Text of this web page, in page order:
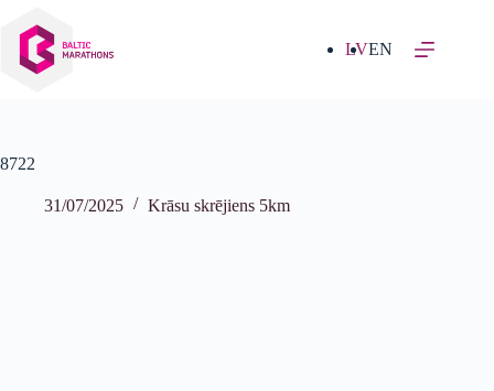
saturu
LVEN
8722
31/07/2025 Krāsu skrējiens 5km